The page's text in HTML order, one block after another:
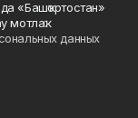
«Башҡортостан»
мотлаҡ.
данных